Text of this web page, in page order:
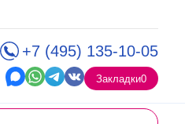
+7 (495) 135-10-05
Закладки0